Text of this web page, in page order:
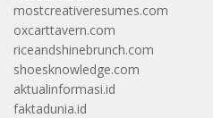
mostcreativeresumes.com
oxcarttavern.com
riceandshinebrunch.com
shoesknowledge.com
aktualinformasi.id
faktadunia.id